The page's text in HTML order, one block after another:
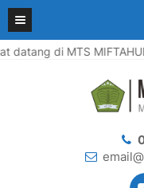
datang di MTS